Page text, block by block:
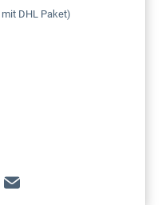
DHL Paket)